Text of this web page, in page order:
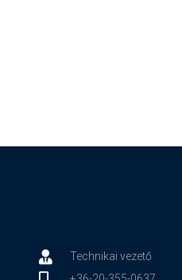
Technikai vezető